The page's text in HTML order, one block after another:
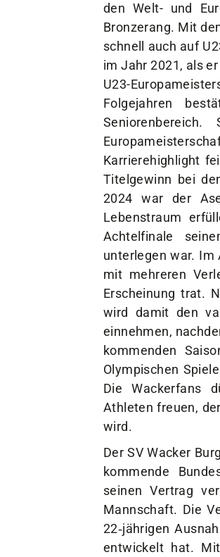
den Welt- und
Bronzerang. Mit
schnell auch auf
im Jahr 2021, als
U23-
Folgejahren
Karrierehighlight
Titelgewinn bei
2024 war der
Lebenstraum
Achtelfinale
unterlegen war. Im
mit mehreren
Erscheinung trat.
wird damit den
einnehmen,
kommenden
Olympischen
Die Wackerfans
Athleten freuen,
wird.
Der SV Wacker
kommende
seinen Vertrag
Mannschaft. Die
22‑jährigen
entwickelt hat.